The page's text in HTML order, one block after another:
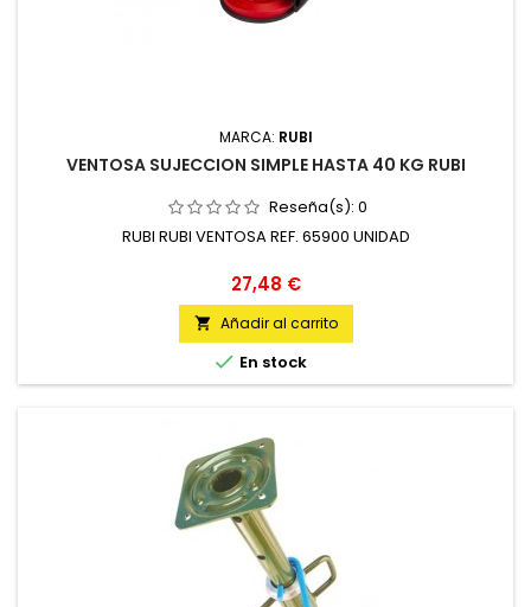
MARCA: RUBI
VENTOSA SUJECCION SIMPLE HASTA 40 KG RUBI
Reseña(s): 0
RUBI RUBI VENTOSA REF. 65900 UNIDAD
Precio
27,48 €
 Añadir al carrito
 En stock